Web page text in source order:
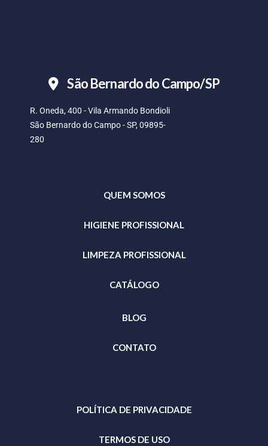
São Bernardo do Campo/SP
R. Oneda, 400 - Vila Armando Bondioli
São Bernardo do Campo - SP, 09895-
280
QUEM SOMOS
HIGIENE PROFISSIONAL
LIMPEZA PROFISSIONAL
CATÁLOGO
BLOG
CONTATO
POLÍTICA DE PRIVACIDADE
TERMOS DE USO